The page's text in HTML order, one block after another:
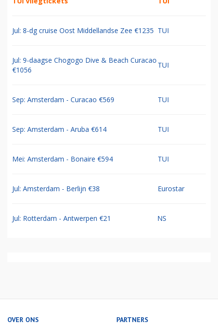
Jul: 8-dg cruise Oost Middellandse Zee €1235 TUI
Jul: 9-daagse Chogogo Dive & Beach Curacao
€1056
TUI
Sep: Amsterdam - Curacao €569 TUI
Sep: Amsterdam - Aruba €614 TUI
Mei: Amsterdam - Bonaire €594 TUI
Jul: Amsterdam - Berlijn €38 Eurostar
Jul: Rotterdam - Antwerpen €21 NS
OVER ONS PARTNERS